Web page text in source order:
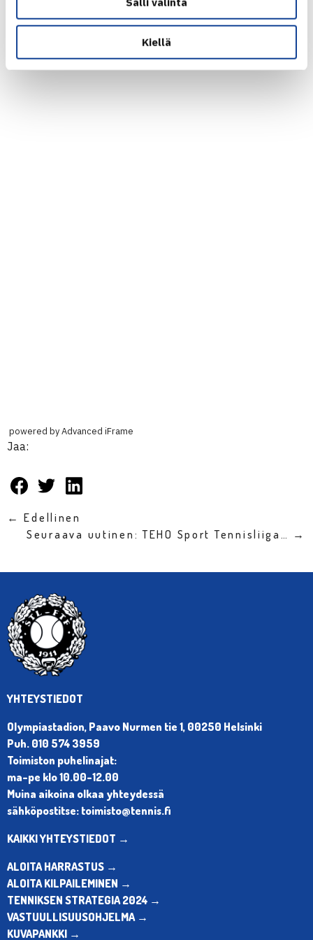
Kiellä
powered by Advanced iFrame
Jaa:
← Edellinen
Seuraava uutinen: TEHO Sport Tennisliiga… →
YHTEYSTIEDOT
Olympiastadion, Paavo Nurmen tie 1, 00250 Helsinki
Puh. 010 574 3959
Toimiston puhelinajat:
ma-pe klo 10.00-12.00
Muina aikoina olkaa yhteydessä
sähköpostitse: toimisto@tennis.fi
KAIKKI YHTEYSTIEDOT →
ALOITA HARRASTUS →
ALOITA KILPAILEMINEN →
TENNIKSEN STRATEGIA 2024 →
VASTUULLISUUSOHJELMA →
KUVAPANKKI →